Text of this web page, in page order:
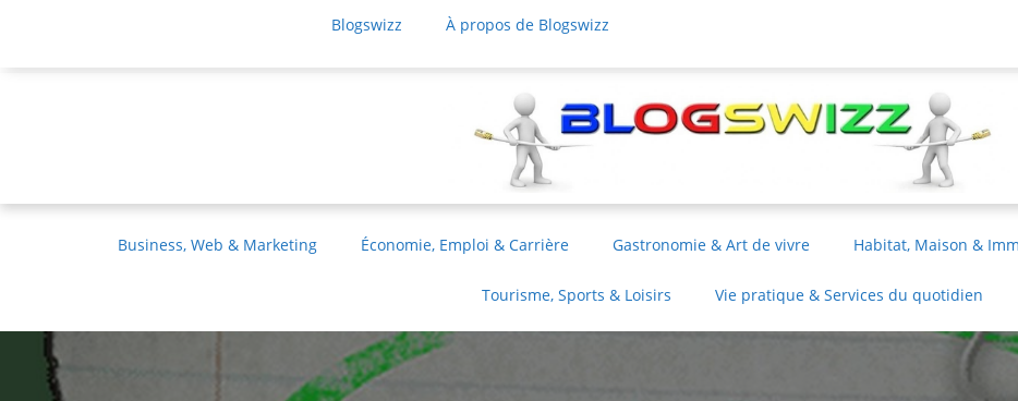
Blogswizz À propos de Blogswizz
Business, Web & Marketing Économie, Emploi & Carrière Gastronomie & Art de vivre Habitat, Maison &
Tourisme, Sports & Loisirs Vie pratique & Services du quotidien